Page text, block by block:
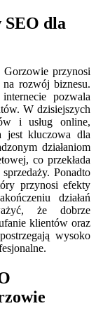
SEO dla
przynosi
rozwój biznesu.
pozwala
W dzisiejszych
i usług online,
jest kluczowa dla
działaniom
co przekłada
Ponadto
przynosi efekty
działań
że dobrze
klientów oraz
wysoko